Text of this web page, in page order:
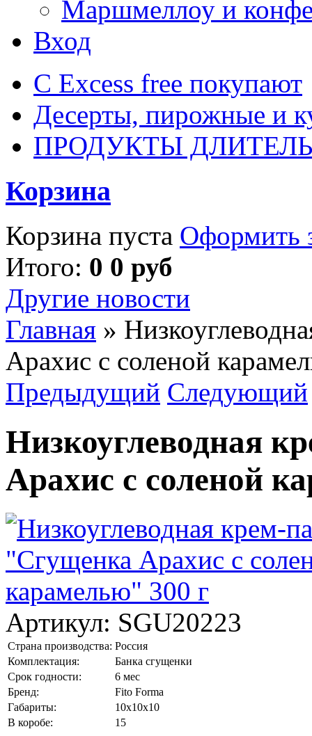
Маршмеллоу и
Вход
С Excess free покупают
Десерты, пирожные и
ПРОДУКТЫ
Корзина
Корзина пуста Оформить
Итого: 0 0 руб
Другие новости
Главная »
Арахис с соленой
Предыдущий Следующий
Низкоуглеводная
Арахис с соленой
Артикул: SGU20223
Страна производства: Россия
Комплектация:
Банка сгущенки
Срок годности:
6 мес
Бренд:
Fito Forma
Габариты:
10x10x10
В коробе:
15